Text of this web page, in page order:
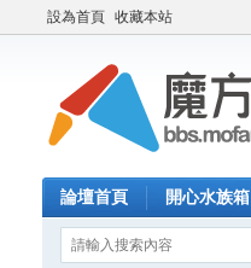
設為首頁 收藏本站
論壇首頁 開心水族箱